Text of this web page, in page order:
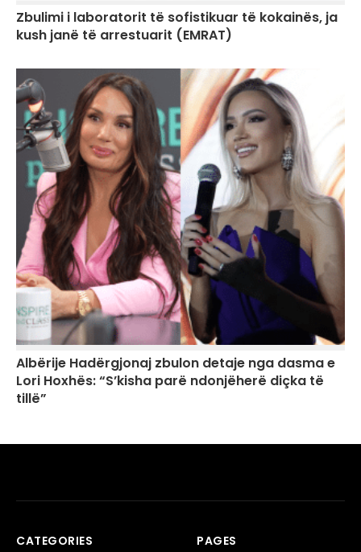
Zbulimi i laboratorit të sofistikuar të kokainës, ja
kush janë të arrestuarit (EMRAT)
Albërije Hadërgjonaj zbulon detaje nga dasma e
Lori Hoxhës: “S’kisha parë ndonjëherë diçka të
tillë”
CATEGORIES PAGES